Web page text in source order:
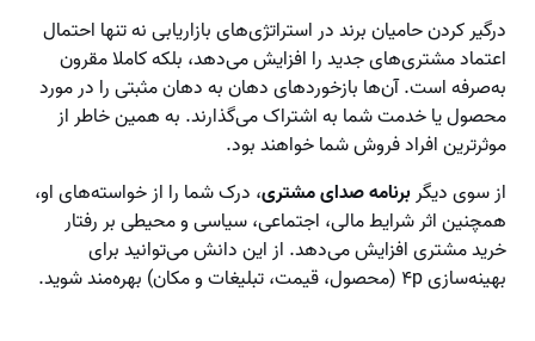
درگیر کردن حامیان برند در استراتژی‌های بازاریابی نه تنها احتمال
اعتماد مشتری‌های جدید را افزایش می‌دهد، بلکه کاملا مقرون
به‌صرفه است. آن‌ها بازخوردهای دهان به دهان مثبتی را در مورد
محصول یا خدمت شما به اشتراک می‌گذارند. به همین خاطر از
موثرترین افراد فروش شما خواهند بود.
از سوی دیگربرنامه صدای مشتری، درک شما را از خواسته‌های او،
همچنین اثر شرایط مالی، اجتماعی، سیاسی و محیطی بر رفتار
خرید مشتری افزایش می‌دهد. از این دانش می‌توانید برای
بهینه‌سازی ۴p (محصول، قیمت، تبلیغات و مکان) بهره‌مند شوید.